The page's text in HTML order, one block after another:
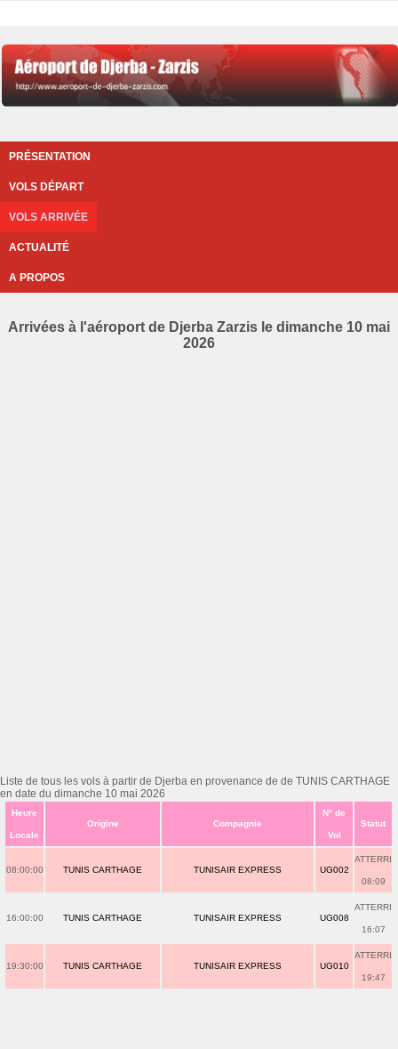
PRÉSENTATION
VOLS DÉPART
VOLS ARRIVÉE
ACTUALITÉ
A PROPOS
Arrivées à l'aéroport de Djerba Zarzis le dimanche 10 mai
2026
Liste de tous les vols à partir de Djerba en provenance de de TUNIS CARTHAGE
en date du dimanche 10 mai 2026
Heure
Locale
Origine Compagnie
N° de
Vol
Statut
08:00:00 TUNIS CARTHAGE TUNISAIR EXPRESS UG002
ATTERRI
08:09
16:00:00 TUNIS CARTHAGE TUNISAIR EXPRESS UG008
ATTERRI
16:07
19:30:00 TUNIS CARTHAGE TUNISAIR EXPRESS UG010
ATTERRI
19:47